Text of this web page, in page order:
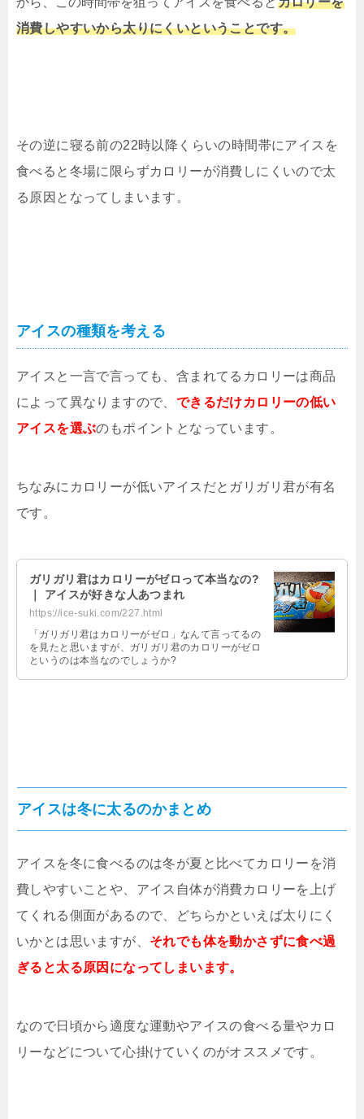
消費しやすいから太りにくいということです。
その逆に寝る前の22時以降 くらいの時間帯にアイスを
食べると冬場に限らずカロリーが消費しにくいので太
る原因となってしまいます。
アイスの種類を考える
アイスと一言で言っても、含まれてるカロリーは商品
によって異なりますので、 できるだけカロリーの低い
アイスを選ぶのもポイントとなっています。
ちなみにカロリーが低いアイスだとガリガリ君が有名
です。
ガリガリ君はカロリーがゼロって本当なの?
｜ アイスが好きな人あつまれ
https://ice-suki.com/227.html
「ガリガリ君はカロリーがゼロ」なんて言ってるの
を見たと思いますが、ガリガリ君のカロリーがゼロ
というのは本当なのでしょうか?
アイスは冬に太るのかまとめ
アイスを冬に食べるのは冬が夏と比べてカロリーを消
費しやすいことや、アイス自体が消費カロリーを上げ
てくれる側面があるので、どちらかといえば太りにく
いかとは思いますが、 それでも体を動かさずに食べ過
ぎると太る原因になってしまいます。
なので日頃から適度な運動やアイスの食べる量やカロ
リーなどについて心掛けていくのがオススメです。